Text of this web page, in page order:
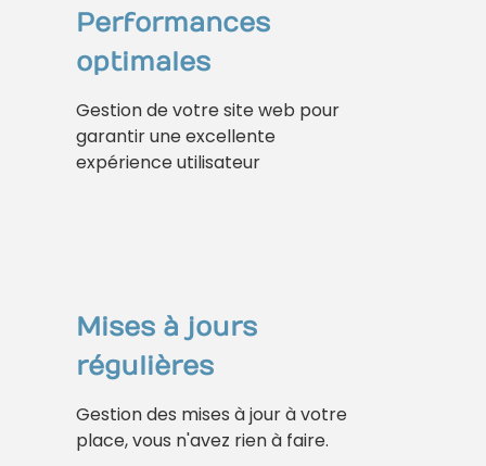
Performances
optimales
Gestion de votre site web pour
garantir une excellente
expérience utilisateur
Mises à jours
régulières
Gestion des mises à jour à votre
place, vous n'avez rien à faire.